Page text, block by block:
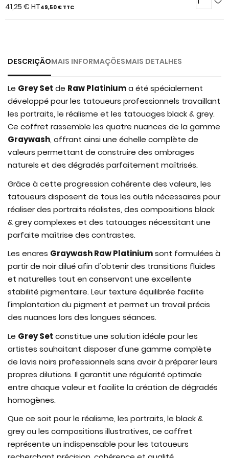
the
41,25 € HT49,50 € TTC
DESCRIÇÃOMAIS INFORMAÇÕESMAIS DETALHES
Le Grey Set de Raw Platiniuma été spécialement
développé pour les tatoueurs professionnels travaillant
les portraits, le réalisme et les tatouages black & grey.
Ce coffret rassemble les quatre nuances de la gamme
Graywash, offrant ainsi une échelle complète de
valeurs permettant de construire des ombrages
naturels et des dégradés parfaitement maîtrisés.
Grâce à cette progression cohérente des valeurs, les
tatoueurs disposent de tous les outils nécessaires pour
réaliser des portraits réalistes, des compositions black
& grey complexes et des tatouages nécessitant une
parfaite maîtrise des contrastes.
Les encres Graywash Raw Platiniumsont formulées à
partir de noir dilué afin d'obtenir des transitions fluides
et naturelles tout en conservant une excellente
stabilité pigmentaire. Leur texture équilibrée facilite
l'implantation du pigment et permet un travail précis
des nuances lors des longues séances.
Le Grey Set constitue une solution idéale pour les
artistes souhaitant disposer d'une gamme complète
de lavis noirs professionnels sans avoir à préparer leurs
propres dilutions. Il garantit une régularité optimale
entre chaque valeur et facilite la création de dégradés
homogènes.
Que ce soit pour le réalisme, les portraits, le black &
grey ou les compositions illustratives, ce coffret
représente un indispensable pour les tatoueurs